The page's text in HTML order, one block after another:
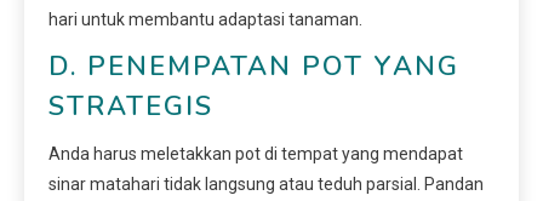
hari untuk membantu adaptasi tanaman.
D. PENEMPATAN POT YANG
STRATEGIS
Anda harus meletakkan pot di tempat yang mendapat
sinar matahari tidak langsung atau teduh parsial. Pandan